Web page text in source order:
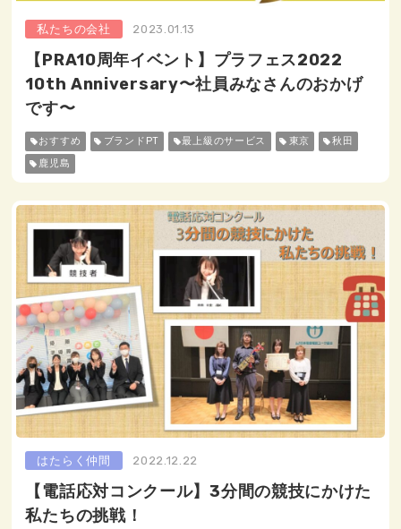
私たちの会社 2023.01.13
【PRA10周年イベント】プラフェス2022
10th Anniversary〜社員みなさんのおかげ
です〜
おすすめ ブランドPT 最上級のサービス 東京
秋田
鹿児島
はたらく仲間 2022.12.22
【電話応対コンクール】3分間の競技にかけた
私たちの挑戦！